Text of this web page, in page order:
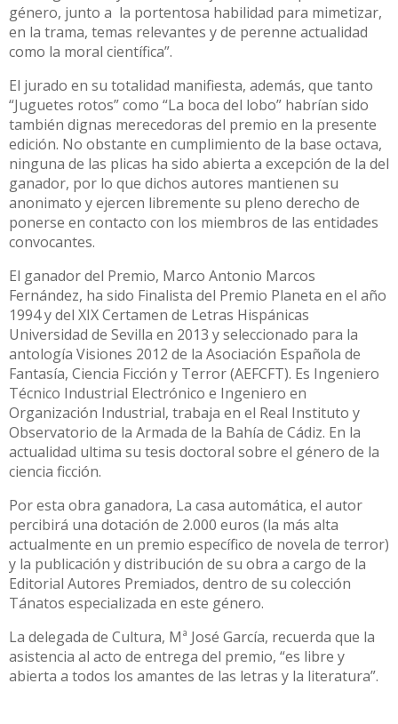
género, junto a la portentosa habilidad para mimetizar,
en la trama, temas relevantes y de perenne actualidad
como la moral científica”.
El jurado en su totalidad manifiesta, además, que tanto
“Juguetes rotos” como “La boca del lobo” habrían sido
también dignas merecedoras del premio en la presente
edición. No obstante en cumplimiento de la base octava,
ninguna de las plicas ha sido abierta a excepción de la del
ganador, por lo que dichos autores mantienen su
anonimato y ejercen libremente su pleno derecho de
ponerse en contacto con los miembros de las entidades
convocantes.
El ganador del Premio, Marco Antonio Marcos
Fernández, ha sido Finalista del Premio Planeta en el año
1994 y del XIX Certamen de Letras Hispánicas
Universidad de Sevilla en 2013 y seleccionado para la
antología Visiones 2012 de la Asociación Española de
Fantasía, Ciencia Ficción y Terror (AEFCFT). Es Ingeniero
Técnico Industrial Electrónico e Ingeniero en
Organización Industrial, trabaja en el Real Instituto y
Observatorio de la Armada de la Bahía de Cádiz. En la
actualidad ultima su tesis doctoral sobre el género de la
ciencia ficción.
Por esta obra ganadora, La casa automática, el autor
percibirá una dotación de 2.000 euros (la más alta
actualmente en un premio específico de novela de terror)
y la publicación y distribución de su obra a cargo de la
Editorial Autores Premiados, dentro de su colección
Tánatos especializada en este género.
La delegada de Cultura, Mª José García, recuerda que la
asistencia al acto de entrega del premio, “es libre y
abierta a todos los amantes de las letras y la literatura”.